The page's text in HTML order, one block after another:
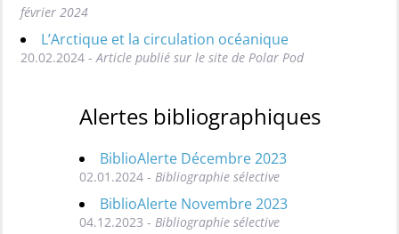
février 2024
L’Arctique et la circulation océanique
20.02.2024 - Article publié sur le site de Polar Pod
Alertes bibliographiques
BiblioAlerte Décembre 2023
02.01.2024 - Bibliographie sélective
BiblioAlerte Novembre 2023
04.12.2023 - Bibliographie sélective